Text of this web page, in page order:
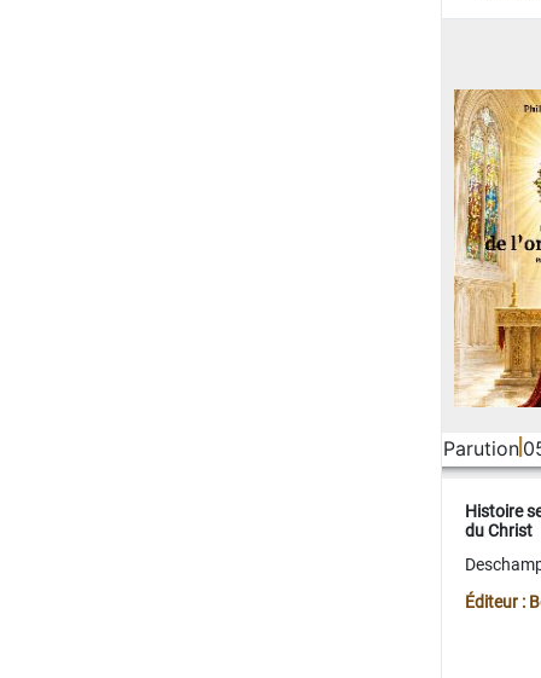
Parution
Histoire
du Christ
Éditeur :